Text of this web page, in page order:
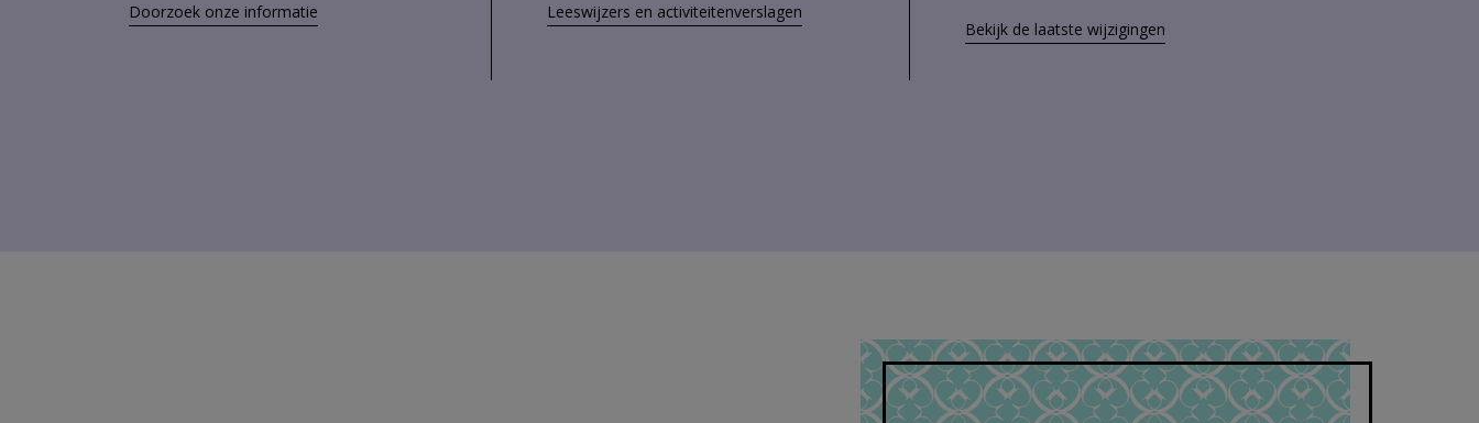
Doorzoek onze informatie Leeswijzers en activiteitenverslagen
Bekijk de laatste wijzigingen